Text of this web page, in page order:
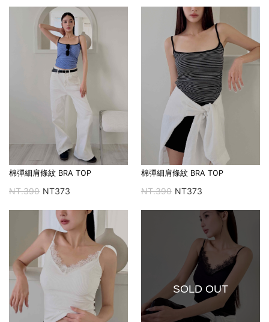
棉彈細肩條紋 BRA TOP
NT.390 NT373
棉彈細肩條紋 BRA TOP
NT.390 NT373
SOLD OUT